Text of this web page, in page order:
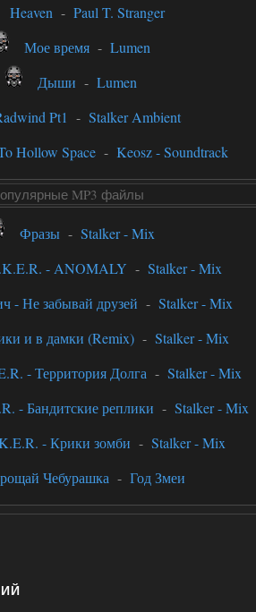
Heaven - Paul T. Stranger
Мое время- Lumen
Дыши - Lumen
Pt1 - Stalker Ambient
Hollow Space - Keosz - Soundtrack
MP3 файлы
Фразы- Stalker - Mix
- ANOMALY - Stalker - Mix
- Не забывай друзей - Stalker - Mix
и в дамки (Remix)- Stalker - Mix
- Территория Долга - Stalker - Mix
- Бандитские реплики - Stalker - Mix
- Крики зомби - Stalker - Mix
Чебурашка - Год Змеи